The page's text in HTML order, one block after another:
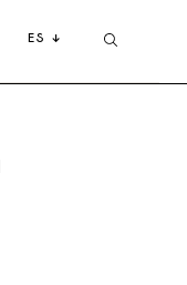
ES ↓